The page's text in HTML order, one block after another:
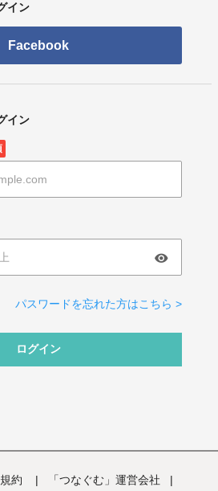
イン
Facebook
イン
パスワードを忘れた方はこちら >
ログイン
約 | 「つなぐむ」運営会社 |